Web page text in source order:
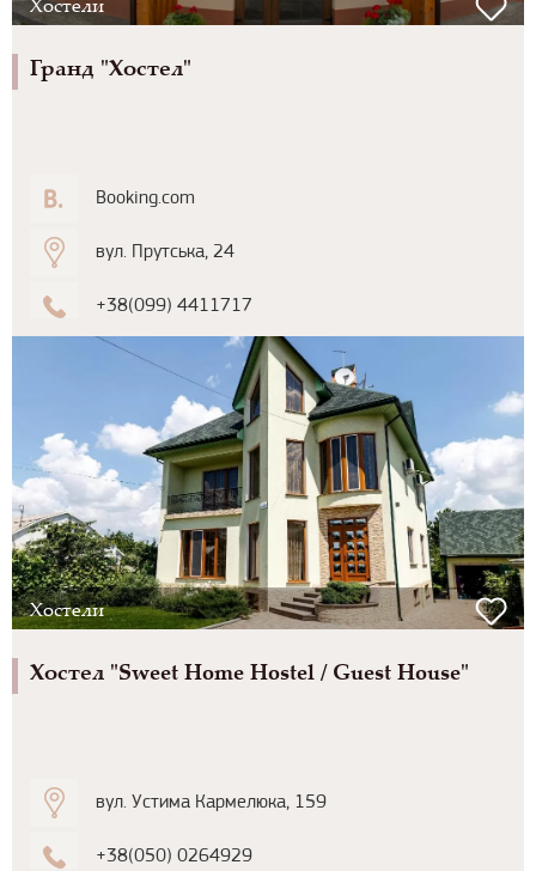
Гранд "Хостел"
Booking.com
вул. Прутська, 24
+38(099) 4411717
Хостели
Хостел "Sweet Home Hostel / Guest House"
вул. Устима Кармелюка, 159
+38(050) 0264929